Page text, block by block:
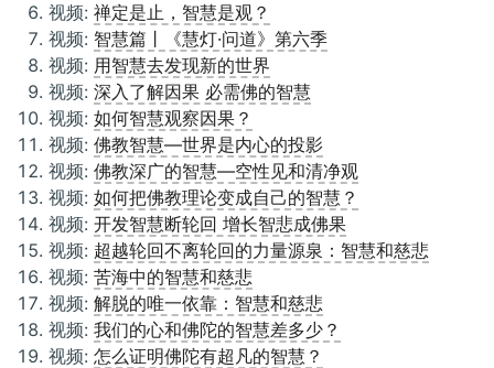
视频: 禅定是止，智慧是观？
视频: 智慧篇丨《慧灯·问道》第六季
视频: 用智慧去发现新的世界
视频: 深入了解因果 必需佛的智慧
视频: 如何智慧观察因果？
视频: 佛教智慧—世界是内心的投影
视频: 佛教深广的智慧—空性见和清净观
视频: 如何把佛教理论变成自己的智慧？
视频: 开发智慧断轮回 增长智悲成佛果
视频: 超越轮回不离轮回的力量源泉：智慧和慈悲
视频: 苦海中的智慧和慈悲
视频: 解脱的唯一依靠：智慧和慈悲
视频: 我们的心和佛陀的智慧差多少？
视频: 怎么证明佛陀有超凡的智慧？